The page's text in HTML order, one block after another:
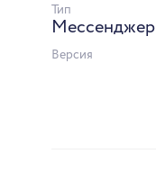
Тип
Мессенджер
Версия